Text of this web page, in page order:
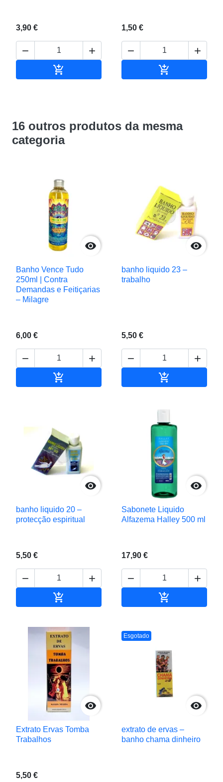
3,90 €
 

1,50 €
 

16 outros produtos da mesma
categoria

Banho Vence Tudo
250ml | Contra
Demandas e Feitiçarias
– Milagre
6,00 €
 


banho liquido 23 –
trabalho
5,50 €
 


banho liquido 20 –
protecção espiritual
5,50 €
 


Sabonete Liquido
Alfazema Halley 500 ml
17,90 €
 


Extrato Ervas Tomba
Trabalhos
5,50 €
Esgotado

extrato de ervas –
banho chama dinheiro